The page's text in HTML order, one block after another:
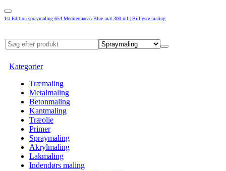
1st Edition spraymaling 654 Mediterranean Blue mat 300 ml | Billigste maling
Kategorier
Træmaling
Metalmaling
Betonmaling
Kantmaling
Træolie
Primer
Spraymaling
Akrylmaling
Lakmaling
Indendørs maling